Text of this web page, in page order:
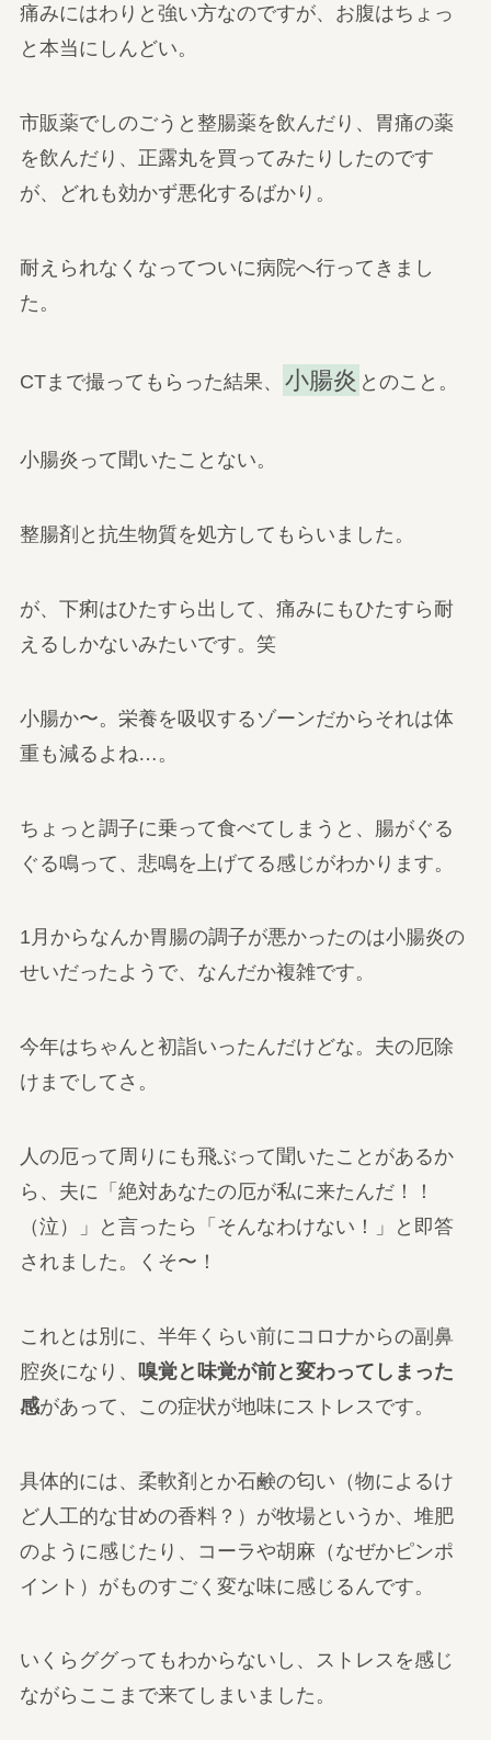
痛みにはわりと強い方なのですが、お腹はちょっ
と本当にしんどい。
市販薬でしのごうと整腸薬を飲んだり、胃痛の薬
を飲んだり、正露丸を買ってみたりしたのです
が、どれも効かず悪化するばかり。
耐えられなくなってついに病院へ行ってきまし
た。
CTまで撮ってもらった結果、 小腸炎 とのこと。
小腸炎って聞いたことない。
整腸剤と抗生物質を処方してもらいました。
が、下痢はひたすら出して、痛みにもひたすら耐
えるしかないみたいです。笑
小腸か〜。栄養を吸収するゾーンだからそれは体
重も減るよね…。
ちょっと調子に乗って食べてしまうと、腸がぐる
ぐる鳴って、悲鳴を上げてる感じがわかります。
1月からなんか胃腸の調子が悪かったのは小腸炎の
せいだったようで、なんだか複雑です。
今年はちゃんと初詣いったんだけどな。夫の厄除
けまでしてさ。
人の厄って周りにも飛ぶって聞いたことがあるか
ら、夫に「絶対あなたの厄が私に来たんだ！！
（泣）」と言ったら「そんなわけない！」と即答
されました。くそ〜！
これとは別に、半年くらい前にコロナからの副鼻
腔炎になり、
嗅覚と味覚が前と変わってしまった
感があって、この症状が地味にストレスです。
具体的には、柔軟剤とか石鹸の匂い（物によるけ
ど人工的な甘めの香料？）が牧場というか、堆肥
のように感じたり、コーラや胡麻（なぜかピンポ
イント）がものすごく変な味に感じるんです。
いくらググってもわからないし、ストレスを感じ
ながらここまで来てしまいました。